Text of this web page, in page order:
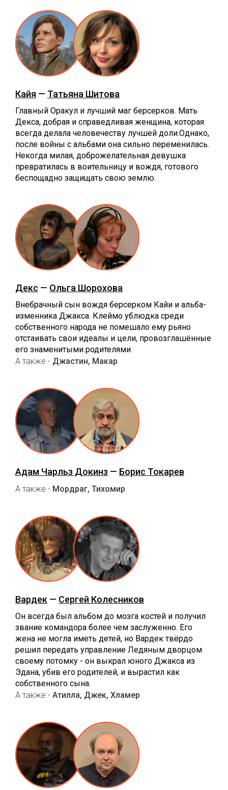
Кайя — Татьяна Шитова
Главный Оракул и лучший маг берсерков. Мать
Декса, добрая и справедливая женщина, которая
всегда делала человечеству лучшей доли.Однако,
после войны с альбами она сильно переменилась.
Некогда милая, доброжелательная девушка
превратилась в воительницу и вождя, готового
беспощадно защищать свою землю.
Декс — Ольга Шорохова
Внебрачный сын вождя берсерком Кайи и альба-
изменника Джакса. Клеймо ублюдка среди
собственного народа не помешало ему рьяно
отстаивать свои идеалы и цели, провозглашённые
его знаменитыми родителями.
А также - Джастин, Макар
Адам Чарльз Докинз — Борис Токарев
А также - Мордраг, Тихомир
Вардек — Сергей Колесников
Он всегда был альбом до мозга костей и получил
звание командора более чем заслуженно. Его
жена не могла иметь детей, но Вардек твёрдо
решил передать управление Ледяным дворцом
своему потомку - он выкрал юного Джакса из
Эдана, убив его родителей, и вырастил как
собственного сына.
А также - Атилла, Джек, Хламер